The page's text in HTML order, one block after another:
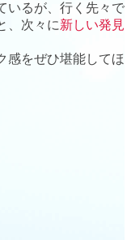
るが、 行く先々 で
、次々に新しい発見
感をぜひ堪能してほ